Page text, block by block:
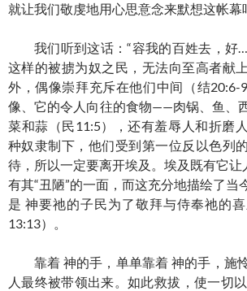
就让我们敬虔地用心思意念来默想这帐幕
我们听到这话：“容我的百姓去，好
这样的被掳为奴之民，无法向至高者献
外，偶像崇拜充斥在他们中间（结20:6-
像、它的令人向往的食物——肉锅、鱼、
菜和蒜（民11:5），还有羞辱人和折磨
种奴隶制下，他们受到第一位反以色列
待，所以一定要离开埃及。埃及既有它让
有其“丑陋”的一面，而这充分地描绘了当
是 神要祂的子民为了敬拜与侍奉祂的
13:13）。
靠着 神的手，单单靠着 神的手，施
人最终被带领出来。如此救拔，使一切